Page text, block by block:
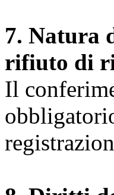
7. Natura
rifiuto di
Il